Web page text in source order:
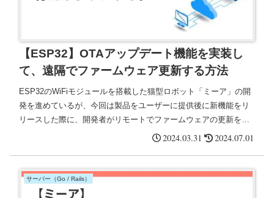
【ESP32】OTAアップデート機能を実装し
て、遠隔でファームウェア更新する方法
ESP32のWiFiモジュールを搭載した猫型ロボット「ミーア」の開
発を進めているが、今回は製品をユーザーに提供後に新機能をリ
リースした際に、開発者がリモートでファームウェアの更新を行
えるようにするために、OTAアップデート機能を導入する。
2024.03.31 2024.07.01
サーバー（Go / Rails）